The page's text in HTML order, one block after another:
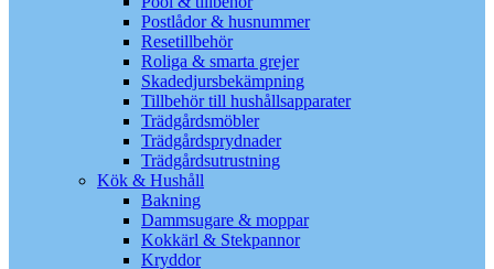
Postlådor & husnummer
Resetillbehör
Roliga & smarta grejer
Skadedjursbekämpning
Tillbehör till hushållsapparater
Trädgårdsmöbler
Trädgårdsprydnader
Trädgårdsutrustning
Kök & Hushåll
Bakning
Dammsugare & moppar
Kokkärl & Stekpannor
Kryddor